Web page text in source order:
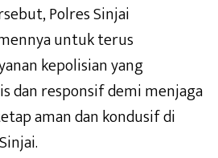
Polres Sinjai
untuk terus
kepolisian yang
dan responsif demi menjaga
aman dan kondusif di